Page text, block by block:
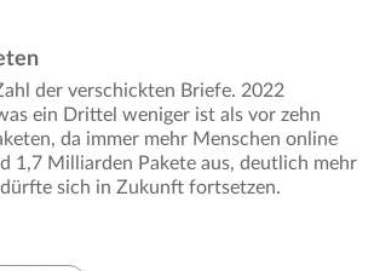
der verschickten Briefe. 2022
ein Drittel weniger ist als vor zehn
da immer mehr Menschen online
1,7 Milliarden Pakete aus, deutlich mehr
sich in Zukunft fortsetzen.